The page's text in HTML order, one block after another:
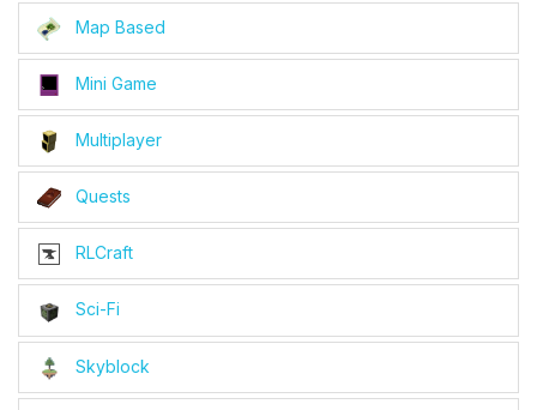
Map Based
Mini Game
Multiplayer
Quests
RLCraft
Sci-Fi
Skyblock